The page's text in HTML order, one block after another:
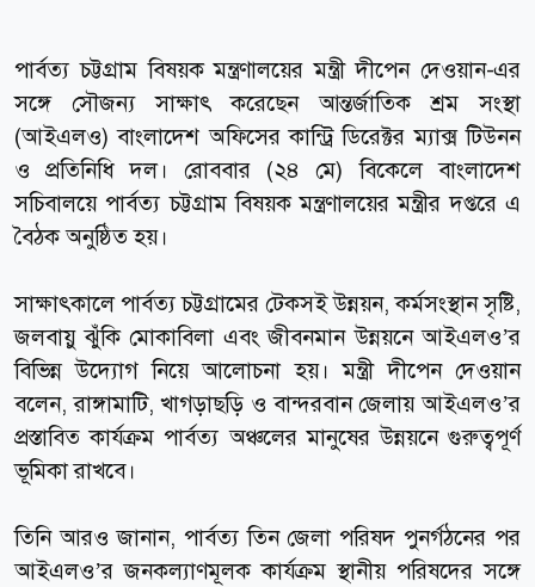
পার্বত্য চট্টগ্রাম বিষয়ক মন্ত্রণালয়ের মন্ত্রী দীপেন দেওয়ান-এর
সঙ্গে সৌজন্য সাক্ষাৎ করেছেন আন্তর্জাতিক শ্রম সংস্থা
(আইএলও) বাংলাদেশ অফিসের কান্ট্রি ডিরেক্টর ম্যাক্স টিউনন
ও প্রতিনিধি দল। রোববার (২৪ মে) বিকেলে বাংলাদেশ
সচিবালয়ে পার্বত্য চট্টগ্রাম বিষয়ক মন্ত্রণালয়ের মন্ত্রীর দপ্তরে এ
বৈঠক অনুষ্ঠিত হয়।
সাক্ষাৎকালে পার্বত্য চট্টগ্রামের টেকসই উন্নয়ন, কর্মসংস্থান সৃষ্টি,
জলবায়ু ঝুঁকি মোকাবিলা এবং জীবনমান উন্নয়নে আইএলও’র
বিভিন্ন উদ্যোগ নিয়ে আলোচনা হয়। মন্ত্রী দীপেন দেওয়ান
বলেন, রাঙ্গামাটি, খাগড়াছড়ি ও বান্দরবান জেলায় আইএলও’র
প্রস্তাবিত কার্যক্রম পার্বত্য অঞ্চলের মানুষের উন্নয়নে গুরুত্বপূর্ণ
ভূমিকা রাখবে।
তিনি আরও জানান, পার্বত্য তিন জেলা পরিষদ পুনর্গঠনের পর
আইএলও’র জনকল্যাণমূলক কার্যক্রম স্থানীয় পরিষদের সঙ্গে